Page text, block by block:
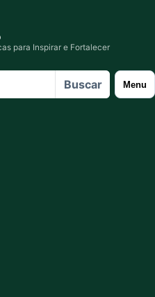
para Inspirar e Fortalecer
Buscar Menu